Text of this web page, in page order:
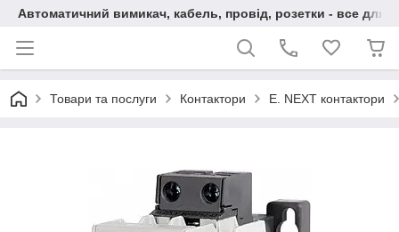
Автоматичний вимикач, кабель, провід, розетки - все для
Товари та послуги Контактори E. NEXT контактори